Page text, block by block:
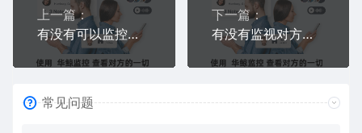
上一篇：
有没有可以监控手机不被发现的软件？有，华鲸五重隐形彻底隐藏
下一篇：
有没有监视对方手机的软件？华鲸实时监视，屏幕+微信+定位全掌握
常见问题